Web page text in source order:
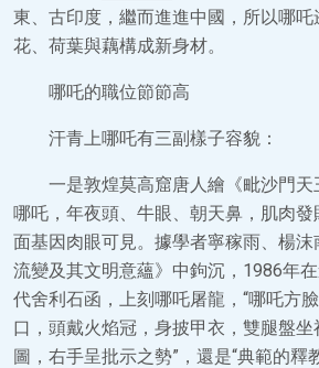
東、古印度，繼而進進中國，所以哪
花、荷葉與藕構成新身材。
哪吒的職位節節高
汗青上哪吒有三副樣子容貌：
一是敦煌莫高窟唐人繪《毗沙門
哪吒，年夜頭、牛眼、朝天鼻，肌肉
面基因肉眼可見。據學者寧稼雨、楊
流變及其文明意蘊》中鉤沉，1986年
代舍利石函，上刻哪吒屠龍，“哪吒方
口，頭戴火焰冠，身披甲衣，雙腿盤
圖，右手呈批示之勢”，還是“典範的釋